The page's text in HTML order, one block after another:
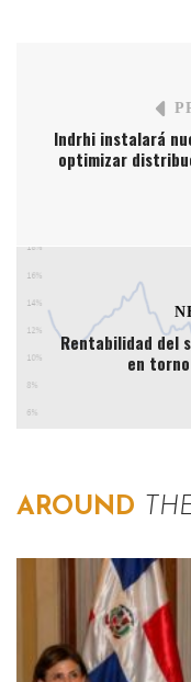
Indrhi instalará
optimizar
Rentabilidad del
en
AROUND